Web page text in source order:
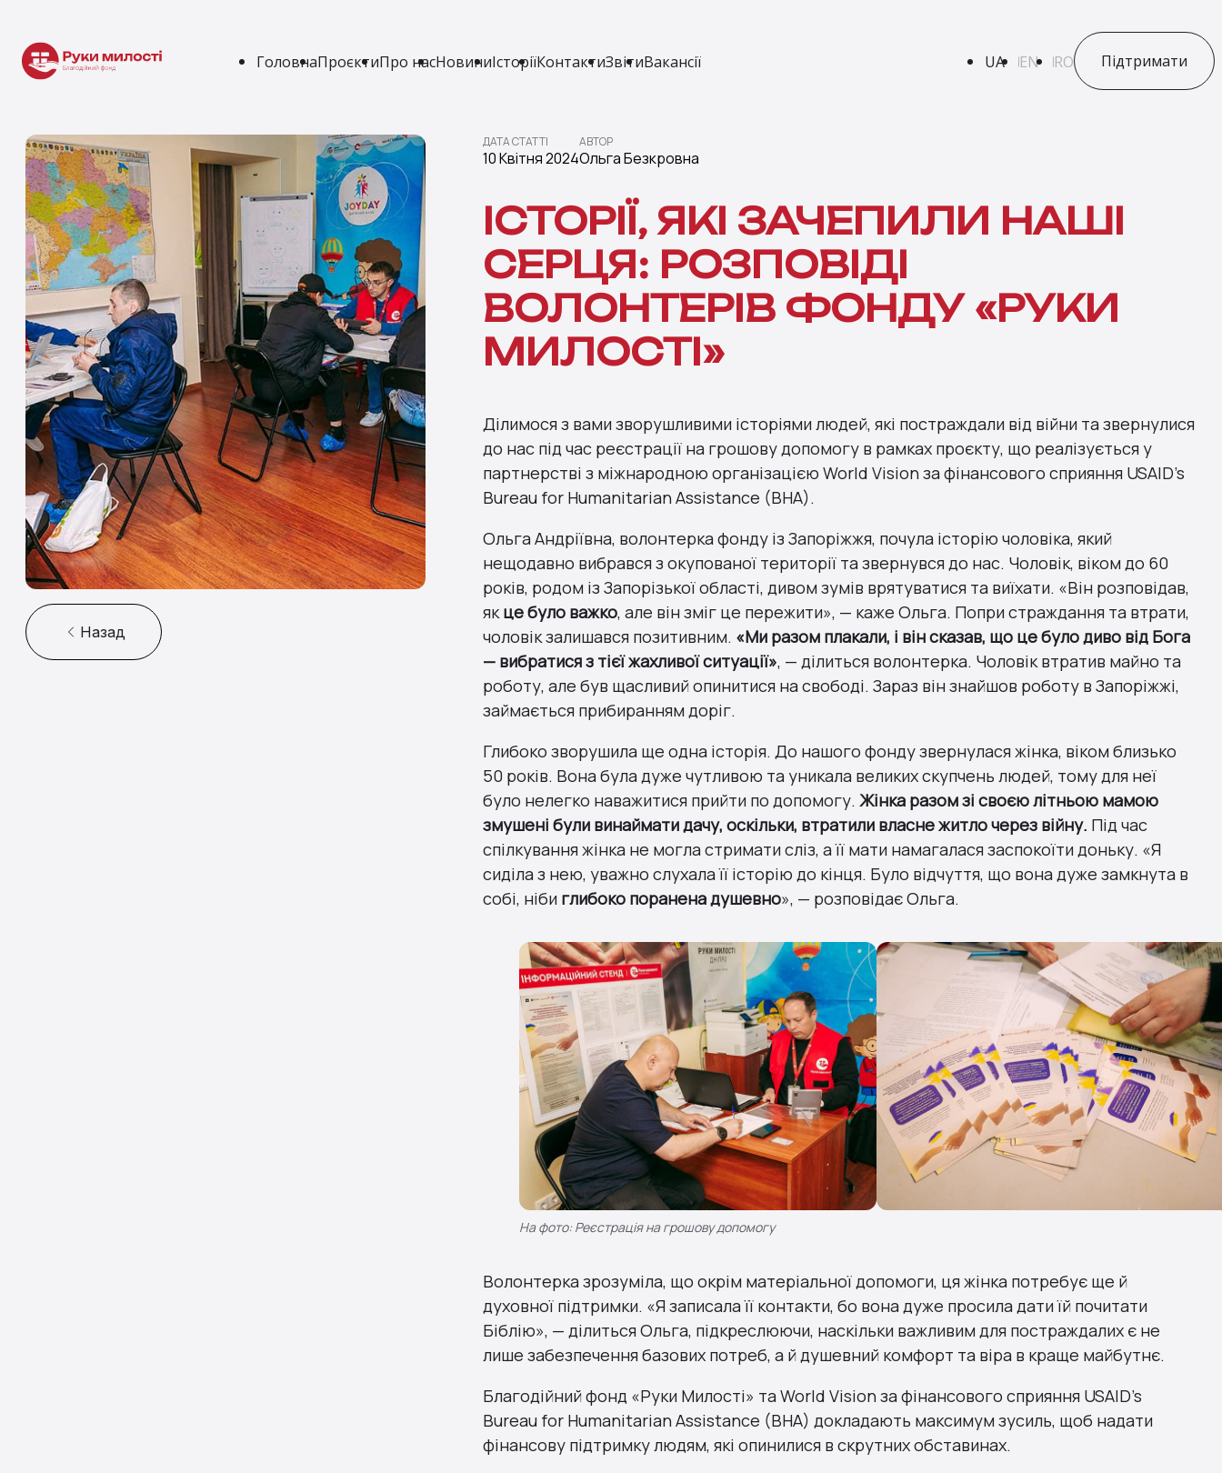
ГоловнаПроєктиПро насНовиниІсторіїКонтактиЗвітиВакансії UA EN RO Підтримати
Назад
ДАТА СТАТТІ
10 Квітня 2024
АВТОР
Ольга Безкровна
ІСТОРІЇ, ЯКІ ЗАЧЕПИЛИ НАШІ
СЕРЦЯ: РОЗПОВІДІ
ВОЛОНТЕРІВ ФОНДУ «РУКИ
МИЛОСТІ»
Ділимося з вами зворушливими історіями людей, які постраждали від війни та звернулися
до нас під час реєстрації на грошову допомогу в рамках проєкту, що реалізується у
партнерстві з міжнародною організацією World Vision за фінансового сприяння USAID’s
Bureau for Humanitarian Assistance (BHA).
Ольга Андріївна, волонтерка фонду із Запоріжжя, почула історію чоловіка, який
нещодавно вибрався з окупованої території та звернувся до нас. Чоловік, віком до 60
років, родом із Запорізької області, дивом зумів врятуватися та виїхати. «Він розповідав,
якце було важко, але він зміг це пережити», — каже Ольга. Попри страждання та втрати,
чоловік залишався позитивним. «Ми разом плакали, і він сказав, що це було диво від Бога
— вибратися з тієї жахливої ситуації», — ділиться волонтерка. Чоловік втратив майно та
роботу, але був щасливий опинитися на свободі. Зараз він знайшов роботу в Запоріжжі,
займається прибиранням доріг.
Глибоко зворушила ще одна історія. До нашого фонду звернулася жінка, віком близько
50 років. Вона була дуже чутливою та уникала великих скупчень людей, тому для неї
було нелегко наважитися прийти по допомогу. Жінка разом зі своєю літньою мамою
змушені були винаймати дачу, оскільки, втратили власне житло через війну. Під час
спілкування жінка не могла стримати сліз, а її мати намагалася заспокоїти доньку. «Я
сиділа з нею, уважно слухала її історію до кінця. Було відчуття, що вона дуже замкнута в
собі, ніби глибоко поранена душевно», — розповідає Ольга.
На фото: Реєстрація на грошову допомогу
Волонтерка зрозуміла, що окрім матеріальної допомоги, ця жінка потребує ще й
духовної підтримки. «Я записала її контакти, бо вона дуже просила дати їй почитати
Біблію», — ділиться Ольга, підкреслюючи, наскільки важливим для постраждалих є не
лише забезпечення базових потреб, а й душевний комфорт та віра в краще майбутнє.
Благодійний фонд «Руки Милості» та World Vision за фінансового сприяння USAID’s
Bureau for Humanitarian Assistance (BHA) докладають максимум зусиль, щоб надати
фінансову підтримку людям, які опинилися в скрутних обставинах.